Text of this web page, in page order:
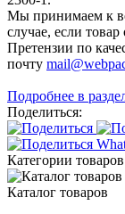
Мы принимаем к
случае, если
Претензии по
почту
Подробнее в
Поделиться:
Категории товаров
Каталог товаров